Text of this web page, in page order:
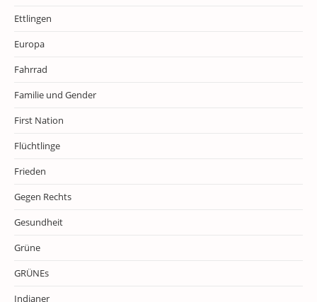
Ettlingen
Europa
Fahrrad
Familie und Gender
First Nation
Flüchtlinge
Frieden
Gegen Rechts
Gesundheit
Grüne
GRÜNEs
Indianer